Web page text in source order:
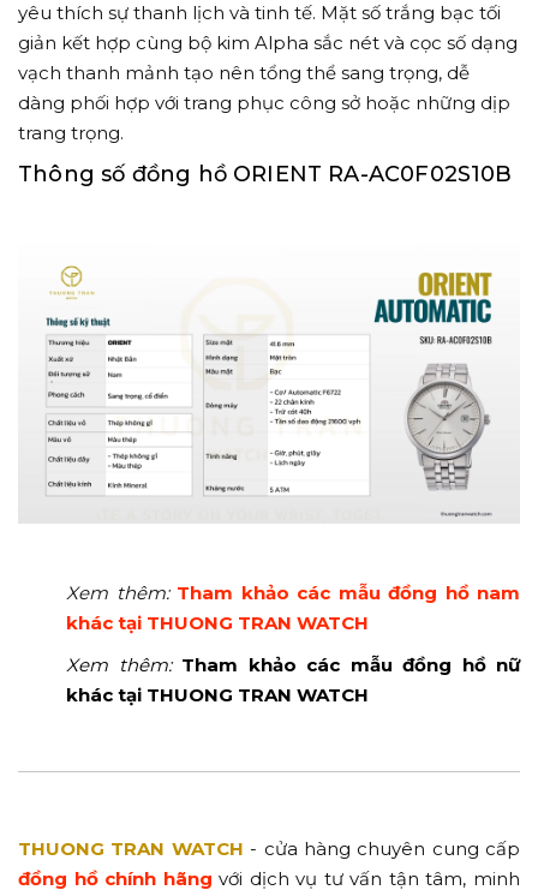
yêu thích sự thanh lịch và tinh tế. Mặt số trắng bạc tối
giản kết hợp cùng bộ kim Alpha sắc nét và cọc số dạng
vạch thanh mảnh tạo nên tổng thể sang trọng, dễ
dàng phối hợp với trang phục công sở hoặc những dịp
trang trọng.
Thông số đồng hồ ORIENT RA-AC0F02S10B
Xem thêm: Tham khảo các mẫu đồng hồ nam
khác tại THUONG TRAN WATCH
Xem thêm: Tham khảo các mẫu đồng hồ nữ
khác tại THUONG TRAN WATCH
THUONG TRAN WATCH - cửa hàng chuyên cung cấp
đồng hồ chính hãng với dịch vụ tư vấn tận tâm, minh